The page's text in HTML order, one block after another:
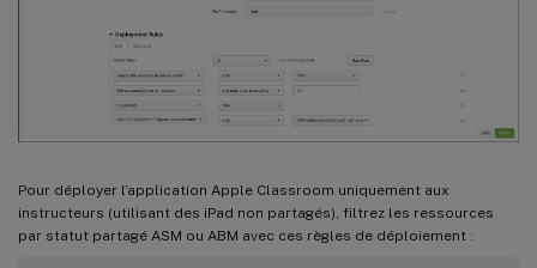
Pour déployer l’application Apple Classroom uniquement aux
instructeurs (utilisant des iPad non partagés), filtrez les ressources
par statut partagé ASM ou ABM avec ces règles de déploiement :